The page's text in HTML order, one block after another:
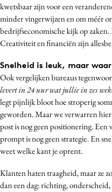
kwetsbaar zijn voor een
minder vingerwijzen en om méér
bedrijfseconomische kijk op
Creativiteit en financiën zijn
Snelheid is leuk, maar
Ook vergelijken bureaus
levert in 24 uur wat jullie in zes
legt pijnlijk bloot hoe stroperig
geworden. Maar we verwarren
post is nog geen positionering. Een
prompt is nog geen strategie. En
weet welke kant je oprent.
Klanten haten traagheid, maar ze
dan een dag: richting,